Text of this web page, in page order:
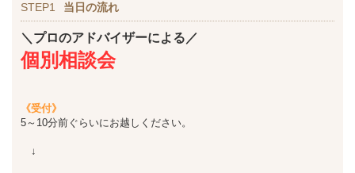
STEP1 当日の流れ
＼プロのアドバイザーによる／
個別相談会
《受付》
5～10分前ぐらいにお越しください。
↓